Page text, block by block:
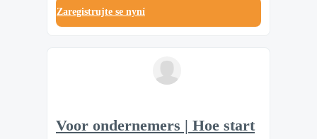
Zaregistrujte se nyní
Voor ondernemers | Hoe start